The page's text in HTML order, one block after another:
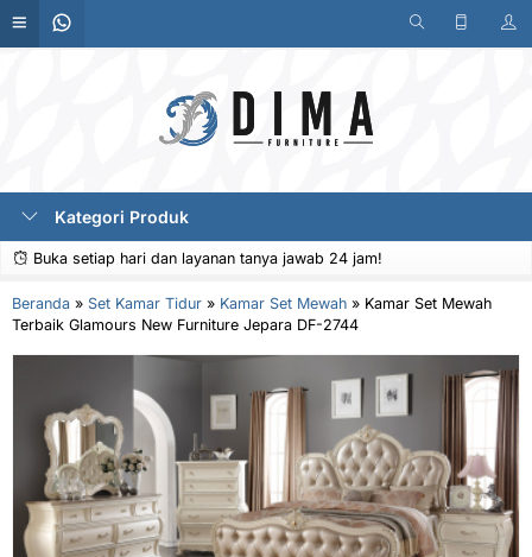
Kategori Produk
Buka setiap hari dan layanan tanya jawab 24 jam!
Beranda » Set Kamar Tidur » Kamar Set Mewah » Kamar Set Mewah
Terbaik Glamours New Furniture Jepara DF-2744